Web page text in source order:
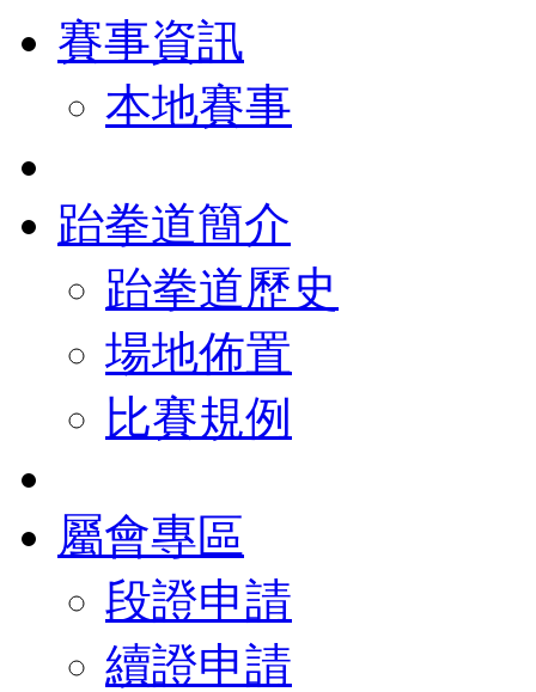
賽事資訊
本地賽事
跆拳道簡介
跆拳道歷史
場地佈置
比賽規例
屬會專區
段證申請
續證申請